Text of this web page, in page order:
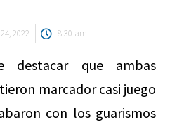
2022 8:30 am
destacar que ambas
marcador casi juego
con los guarismos